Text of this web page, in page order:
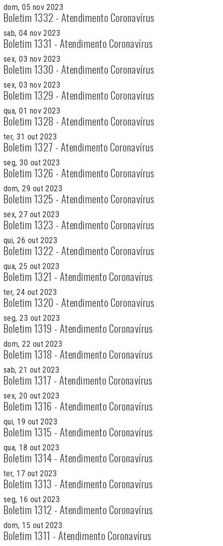
dom, 05 nov 2023
Boletim 1332 - Atendimento Coronavírus
sab, 04 nov 2023
Boletim 1331 - Atendimento Coronavírus
sex, 03 nov 2023
Boletim 1330 - Atendimento Coronavírus
sex, 03 nov 2023
Boletim 1329 - Atendimento Coronavírus
qua, 01 nov 2023
Boletim 1328 - Atendimento Coronavírus
ter, 31 out 2023
Boletim 1327 - Atendimento Coronavírus
seg, 30 out 2023
Boletim 1326 - Atendimento Coronavírus
dom, 29 out 2023
Boletim 1325 - Atendimento Coronavírus
sex, 27 out 2023
Boletim 1323 - Atendimento Coronavírus
qui, 26 out 2023
Boletim 1322 - Atendimento Coronavírus
qua, 25 out 2023
Boletim 1321 - Atendimento Coronavírus
ter, 24 out 2023
Boletim 1320 - Atendimento Coronavírus
seg, 23 out 2023
Boletim 1319 - Atendimento Coronavírus
dom, 22 out 2023
Boletim 1318 - Atendimento Coronavírus
sab, 21 out 2023
Boletim 1317 - Atendimento Coronavírus
sex, 20 out 2023
Boletim 1316 - Atendimento Coronavírus
qui, 19 out 2023
Boletim 1315 - Atendimento Coronavírus
qua, 18 out 2023
Boletim 1314 - Atendimento Coronavírus
ter, 17 out 2023
Boletim 1313 - Atendimento Coronavírus
seg, 16 out 2023
Boletim 1312 - Atendimento Coronavírus
dom, 15 out 2023
Boletim 1311 - Atendimento Coronavírus